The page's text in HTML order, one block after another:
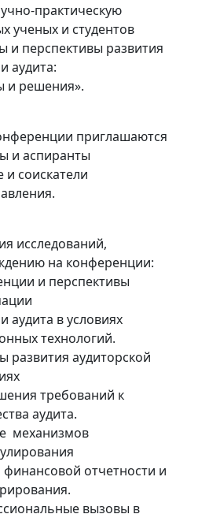
практическую
ученых и студентов
и перспективы развития
аудита:
и решения».
приглашаются
и аспиранты
и соискатели
исследований,
на конференции:
и перспективы
аудита в условиях
технологий.
развития аудиторской
требований к
аудита.
механизмов
финансовой отчетности и
вызовы в